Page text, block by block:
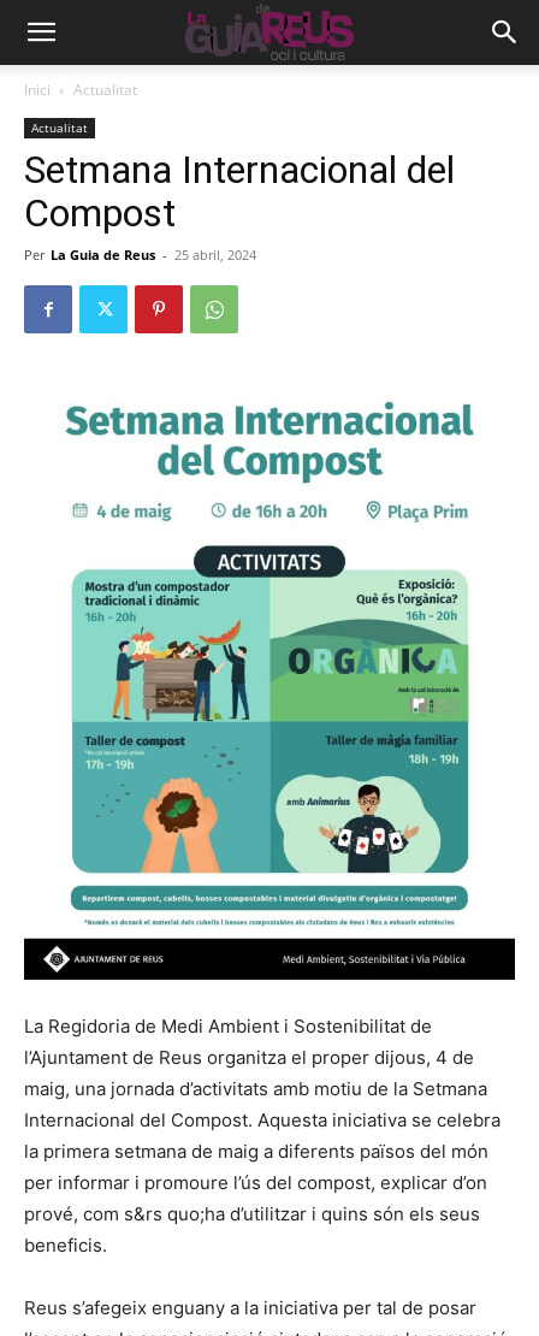
Inici Actualitat
Actualitat
Setmana Internacional del
Compost
Per La Guia de Reus - 25 abril, 2024
La Regidoria de Medi Ambient i Sostenibilitat de
l’Ajuntament de Reus organitza el proper dijous, 4 de
maig, una jornada d’activitats amb motiu de la Setmana
Internacional del Compost. Aquesta iniciativa se celebra
la primera setmana de maig a diferents països del món
per informar i promoure l’ús del compost, explicar d’on
prové, com s&rs quo;ha d’utilitzar i quins són els seus
beneficis.
Reus s’afegeix enguany a la iniciativa per tal de posar